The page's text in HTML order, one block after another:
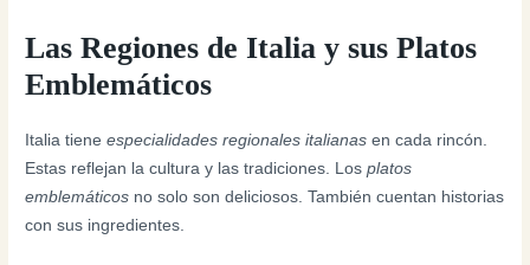
Las Regiones de Italia y sus Platos
Emblemáticos
Italia tieneespecialidades regionales italianas en cada rincón.
Estas reflejan la cultura y las tradiciones. Losplatos
emblemáticos no solo son deliciosos. También cuentan historias
con sus ingredientes.